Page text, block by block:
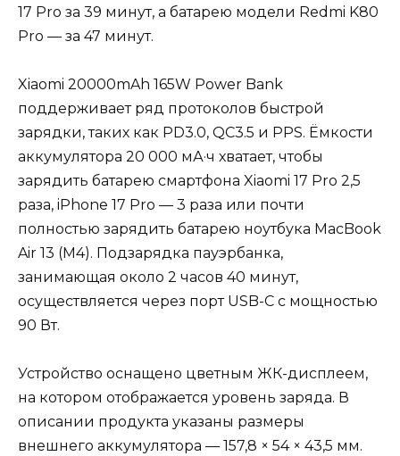
17 Pro за 39 минут, а батарею модели Redmi K80
Pro — за 47 минут.
Xiaomi 20000mAh 165W Power Bank
поддерживает ряд протоколов быстрой
зарядки, таких как PD3.0, QC3.5 и PPS. Ёмкости
аккумулятора 20 000 мА·ч хватает, чтобы
зарядить батарею смартфона Xiaomi 17 Pro 2,5
раза, iPhone 17 Pro — 3 раза или почти
полностью зарядить батарею ноутбука MacBook
Air 13 (M4). Подзарядка пауэрбанка,
занимающая около 2 часов 40 минут,
осуществляется через порт USB-C с мощностью
90 Вт.
Устройство оснащено цветным ЖК-дисплеем,
на котором отображается уровень заряда. В
описании продукта указаны размеры
внешнего аккумулятора — 157,8 × 54 × 43,5 мм.